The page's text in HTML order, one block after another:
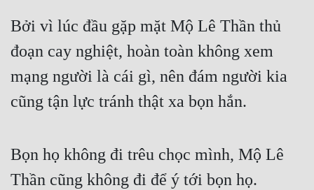
Xuyên Sách
Xuyên Thư
Điền Văn
Bởi vì lúc đầu gặp mặt Mộ Lê Thần thủ
đoạn cay nghiệt, hoàn toàn không xem
mạng người là cái gì, nên đám người kia
cũng tận lực tránh thật xa bọn hắn.
Bọn họ không đi trêu chọc mình, Mộ Lê
Thần cũng không đi để ý tới bọn họ.